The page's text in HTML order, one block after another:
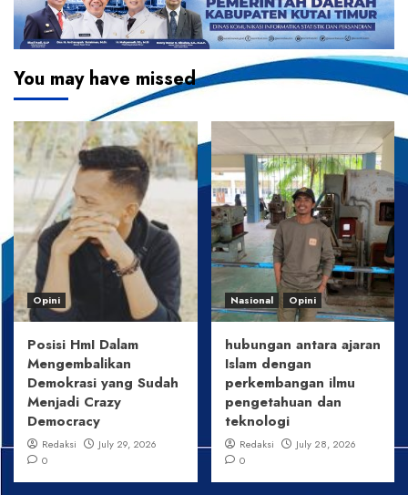
You may have missed
Opini
Posisi HmI Dalam
Mengembalikan
Demokrasi yang Sudah
Menjadi Crazy
Democracy
Redaksi
July 29, 2026
0
Nasional Opini
hubungan antara ajaran
Islam dengan
perkembangan ilmu
pengetahuan dan
teknologi
Redaksi
July 28, 2026
0